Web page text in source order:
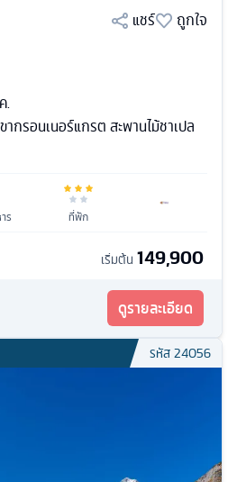
แชร์
ถูกใจ
.
กรอนเนอร์แกรต สะพานไม้ชาเปล
ร ที่พัก
เริ่มต้น 149,900
ดูรายละเอียด
รหัส24056